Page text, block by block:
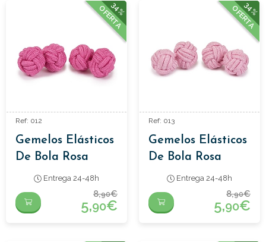
34%
OFERTA
Ref: 012
Gemelos Elásticos
De Bola Rosa
ChicleEntrega 24-48h
8,90€
5,90€
34%
OFERTA
Ref: 013
Gemelos Elásticos
De Bola Rosa
ClaroEntrega 24-48h
8,90€
5,90€